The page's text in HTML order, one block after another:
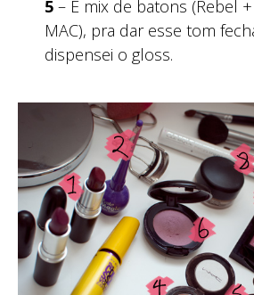
5 – E mix de batons (Rebel
MAC), pra dar esse tom
dispensei o gloss.